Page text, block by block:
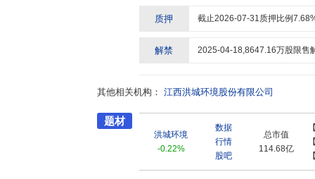
南昌市行政区域,是江西省用户规模最大的城
维度信息化管理平台。公司2019年获得国家
以项目支撑、政策支撑和能力支撑为抓手,努
质押 截止2026-07-31质押比例7.68
解禁 2025-04-18,8647.16万股限售
其他相关机构： 江西洪城环境股份有限公司
题材
洪城环境
-0.22%
数据
行情
股吧
总市值
114.68亿